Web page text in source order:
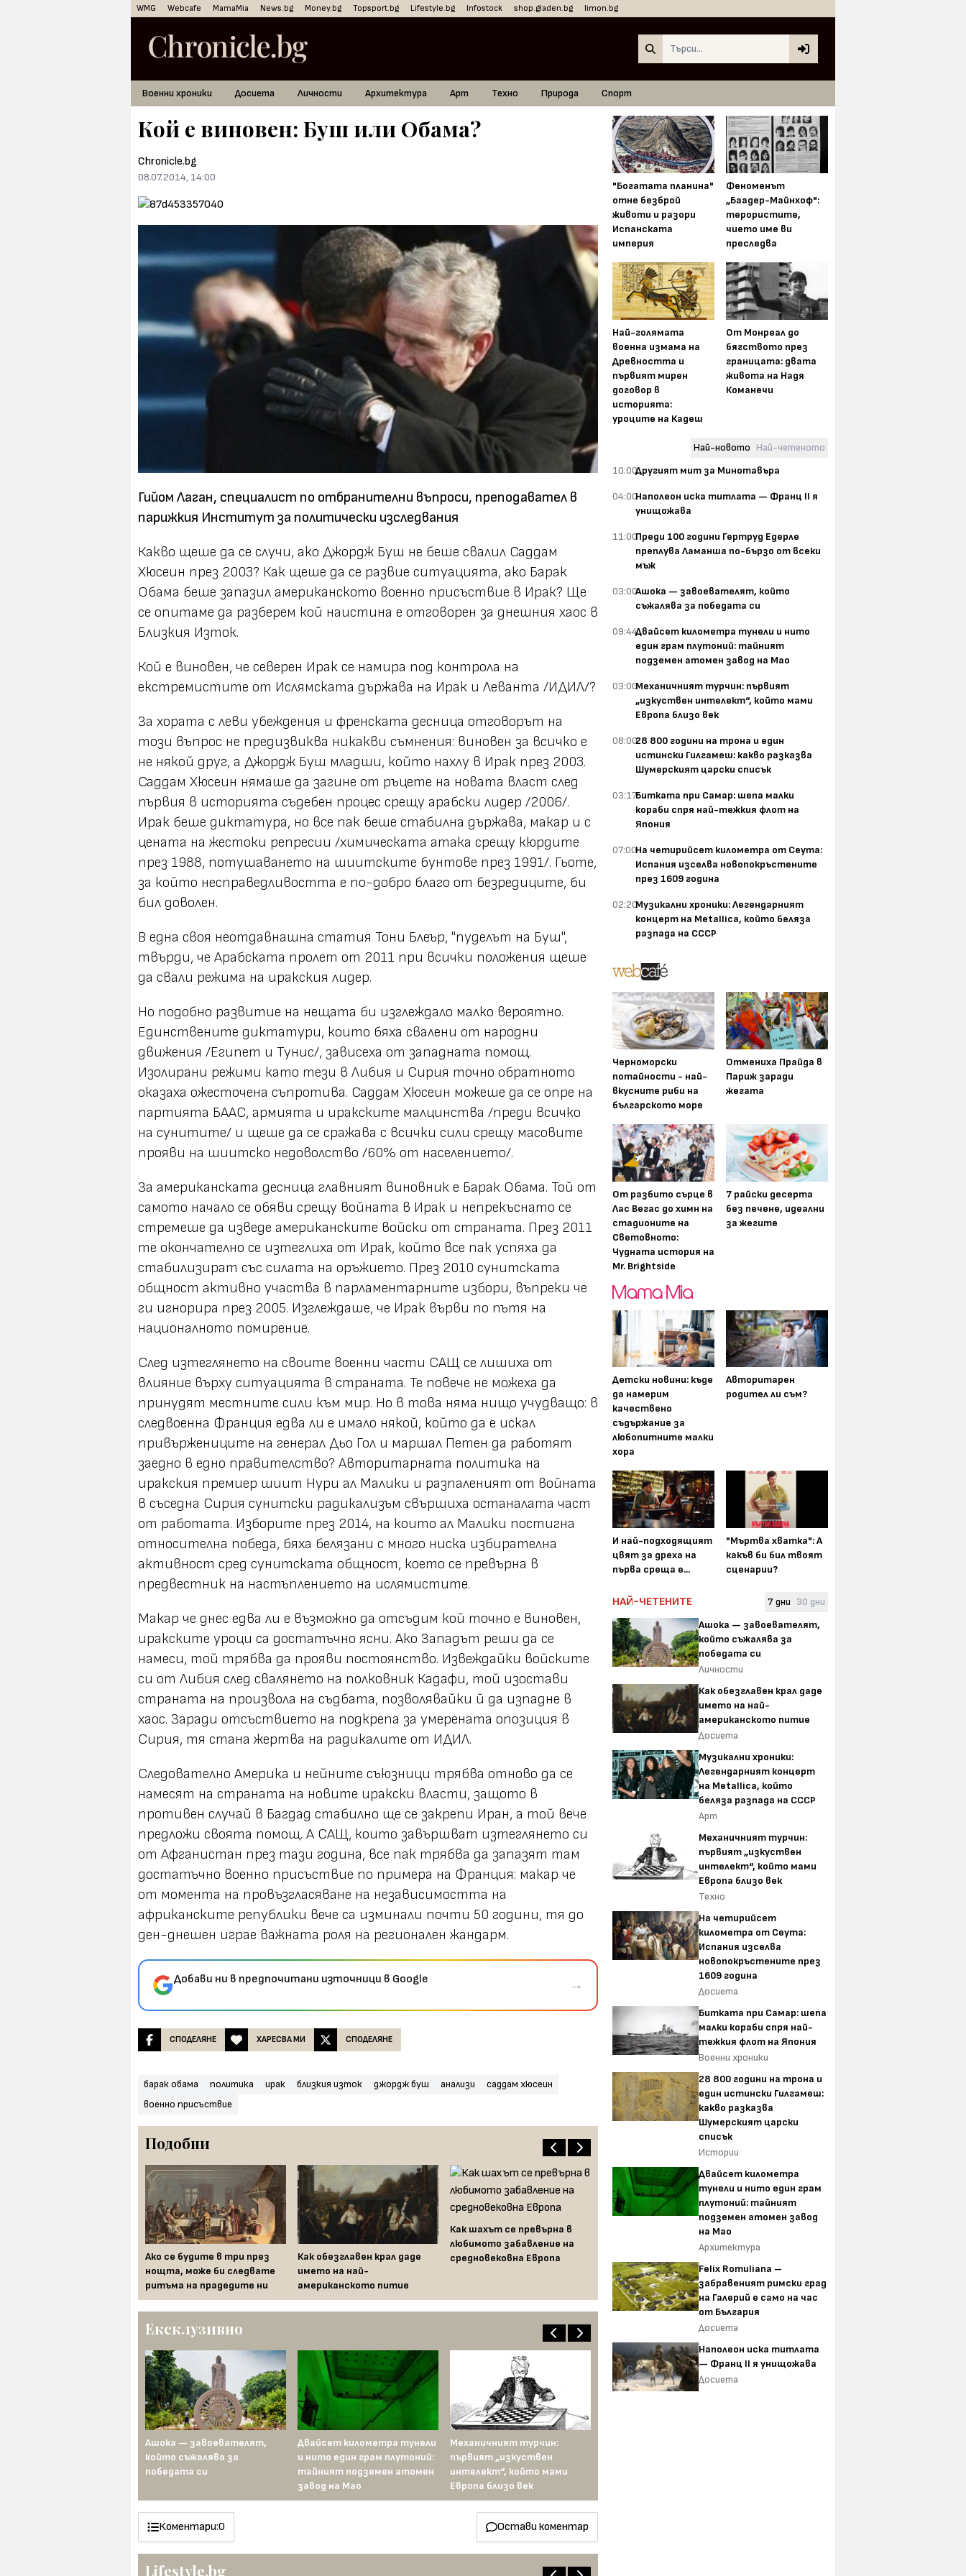
WMG Webcafe MamaMia News.bg Money.bg Topsport.bg Lifestyle.bg Infostock shop.gladen.bg limon.bg
Военни хроники Досиета Личности Архитектура Арт Техно Природа Спорт
Кой е виновен: Буш или Обама?
Chronicle.bg
08.07.2014, 14:00
Гийом Лаган, специалист по отбранителни въпроси, преподавател в
парижкия Институт за политически изследвания
Какво щеше да се случи, ако Джордж Буш не беше свалил Саддам
Хюсеин през 2003? Как щеше да се развие ситуацията, ако Барак
Обама беше запазил американското военно присъствие в Ирак? Ще
се опитаме да разберем кой наистина е отговорен за днешния хаос в
Близкия Изток.
Кой е виновен, че северен Ирак се намира под контрола на
екстремистите от Ислямската държава на Ирак и Леванта /ИДИЛ/?
За хората с леви убеждения и френската десница отговорът на
този въпрос не предизвиква никакви съмнения: виновен за всичко е
не някой друг, а Джордж Буш младши, който нахлу в Ирак през 2003.
Саддам Хюсеин нямаше да загине от ръцете на новата власт след
първия в историята съдебен процес срещу арабски лидер /2006/.
Ирак беше диктатура, но все пак беше стабилна държава, макар и с
цената на жестоки репресии /химическата атака срещу кюрдите
през 1988, потушаването на шиитските бунтове през 1991/. Гьоте,
за който несправедливостта е по-добро благо от безредиците, би
бил доволен.
В една своя неотдавнашна статия Тони Блеър, "пуделът на Буш",
твърди, че Арабската пролет от 2011 при всички положения щеше
да свали режима на иракския лидер.
Но подобно развитие на нещата би изглеждало малко вероятно.
Единствените диктатури, които бяха свалени от народни
движения /Египет и Тунис/, зависеха от западната помощ.
Изолирани режими като тези в Либия и Сирия точно обратното
оказаха ожесточена съпротива. Саддам Хюсеин можеше да се опре на
партията БААС, армията и иракските малцинства /преди всичко
на сунитите/ и щеше да се сражава с всички сили срещу масовите
прояви на шиитско недоволство /60% от населението/.
За американската десница главният виновник е Барак Обама. Той от
самото начало се обяви срещу войната в Ирак и непрекъснато се
стремеше да изведе американските войски от страната. През 2011
те окончателно се изтеглиха от Ирак, който все пак успяха да
стабилизират със силата на оръжието. През 2010 сунитската
общност активно участва в парламентарните избори, въпреки че
ги игнорира през 2005. Изглеждаше, че Ирак върви по пътя на
националното помирение.
След изтеглянето на своите военни части САЩ се лишиха от
влияние върху ситуацията в страната. Те повече не можеха да
принудят местните сили към мир. Но в това няма нищо учудващо: в
следвоенна Франция едва ли е имало някой, който да е искал
привържениците на генерал Дьо Гол и маршал Петен да работят
заедно в едно правителство? Авторитарната политика на
иракския премиер шиит Нури ал Малики и разпаленият от войната
в съседна Сирия сунитски радикализъм свършиха останалата част
от работата. Изборите през 2014, на които ал Малики постигна
относителна победа, бяха белязани с много ниска избирателна
активност сред сунитската общност, което се превърна в
предвестник на настъплението на ислямистите.
Макар че днес едва ли е възможно да отсъдим кой точно е виновен,
иракските уроци са достатъчно ясни. Ако Западът реши да се
намеси, той трябва да прояви постоянство. Извеждайки войските
си от Либия след свалянето на полковник Кадафи, той изостави
страната на произвола на съдбата, позволявайки й да изпадне в
хаос. Заради отсъствието на подкрепа за умерената опозиция в
Сирия, тя стана жертва на радикалите от ИДИЛ.
Следователно Америка и нейните съюзници трябва отново да се
намесят на страната на новите иракски власти, защото в
противен случай в Багдад стабилно ще се закрепи Иран, а той вече
предложи своята помощ. А САЩ, които завършват изтеглянето си
от Афганистан през тази година, все пак трябва да запазят там
достатъчно военно присъствие по примера на Франция: макар че
от момента на провъзгласяване на независимостта на
африканските републики вече са изминали почти 50 години, тя до
ден-днешен играе важната роля на регионален жандарм.
Добави ни в предпочитани източници в Google →
СПОДЕЛЯНЕ ХАРЕСВА МИ СПОДЕЛЯНЕ
барак обама политика ирак близкия изток джордж буш анализи
саддам хюсеин
военно присъствие
Подобни
Ако се будите в три през
нощта, може би следвате
ритъма на прадедите ни
Как обезглавен крал даде
името на най-
американското питие
Как шахът се превърна в
любимото забавление на
средновековна Европа
Ексклузивно
Ашока — завоевателят,
който съжалява за
победата си
Двайсет километра тунели
и нито един грам плутоний:
тайният подземен атомен
завод на Мао
Механичният турчин:
първият „изкуствен
интелект“, който мами
Европа близо век
Коментари:0 Остави коментар
Lifestyle.bg
"Богатата планина"
отне безброй
животи и разори
Испанската
империя
Феноменът
„Баадер-Майнхоф":
терористите,
чието име ви
преследва
Най-голямата
военна измама на
Древността и
първият мирен
договор в
историята:
уроците на Кадеш
От Монреал до
бягството през
границата: двата
живота на Надя
Команечи
Най-новото Най-четеното
10:00Другият мит за Минотавъра
04:00Наполеон иска титлата — Франц II я
унищожава
11:00Преди 100 години Гертруд Едерле
преплува Ламанша по-бързо от всеки
мъж
03:00Ашока — завоевателят, който
съжалява за победата си
09:44Двайсет километра тунели и нито
един грам плутоний: тайният
подземен атомен завод на Мао
03:00Механичният турчин: първият
„изкуствен интелект“, който мами
Европа близо век
08:0028 800 години на трона и един
истински Гилгамеш: какво разказва
Шумерският царски списък
03:17Битката при Самар: шепа малки
кораби спря най-тежкия флот на
Япония
07:00На четирийсет километра от Сеута:
Испания изселва новопокръстените
през 1609 година
02:20Музикални хроники: Легендарният
концерт на Metallica, който беляза
разпада на СССР
Черноморски
потайности - най-
вкусните риби на
българското море
Отмениха Прайда в
Париж заради
жегата
От разбито сърце в
Лас Вегас до химн на
стадионите на
Световното:
Чудната история на
Mr. Brightside
7 райски десерта
без печене, идеални
за жегите
Детски новини: къде
да намерим
качествено
съдържание за
любопитните малки
хора
Авторитарен
родител ли съм?
И най-подходящият
цвят за дреха на
първа среща е...
"Мъртва хватка": А
какъв би бил твоят
сценарии?
НАЙ-ЧЕТЕНИТЕ 7 дни 30 дни
Ашока — завоевателят,
който съжалява за
победата си
Личности
Как обезглавен крал даде
името на най-
американското питие
Досиета
Музикални хроники:
Легендарният концерт
на Metallica, който
беляза разпада на СССР
Арт
Механичният турчин:
първият „изкуствен
интелект“, който мами
Европа близо век
Техно
На четирийсет
километра от Сеута:
Испания изселва
новопокръстените през
1609 година
Досиета
Битката при Самар: шепа
малки кораби спря най-
тежкия флот на Япония
Военни хроники
28 800 години на трона и
един истински Гилгамеш:
какво разказва
Шумерският царски
списък
Истории
Двайсет километра
тунели и нито един грам
плутоний: тайният
подземен атомен завод
на Мао
Архитектура
Felix Romuliana –
забравеният римски град
на Галерий е само на час
от България
Досиета
Наполеон иска титлата
— Франц II я унищожава
Досиета